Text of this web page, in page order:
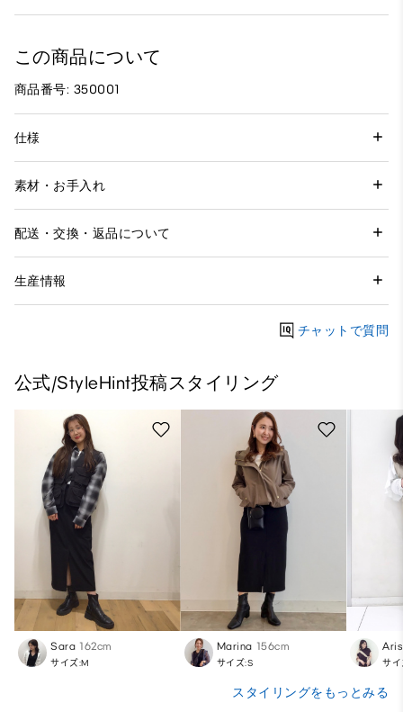
この商品について
商品番号: 350001
仕様
素材・お手入れ
配送・交換・返品について
生産情報
チャットで質問
公式/StyleHint投稿スタイリング
Sara 162cm
サイズ:M
Marina 156cm
サイズ:S サ
スタイリングをもっとみる